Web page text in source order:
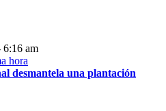
6:16 am
desmantela una plantación